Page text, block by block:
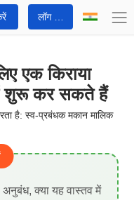
लॉग इन करें
एक किराया
शुरू कर सकते हैं
है: स्व-प्रबंधक मकान मालिक
अनुबंध, क्या यह वास्तव में